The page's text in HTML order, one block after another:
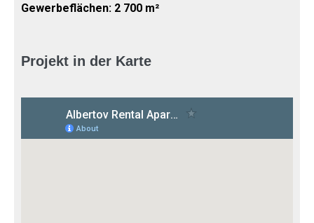
Gewerbeflächen: 2 700 m²
Projekt in der Karte